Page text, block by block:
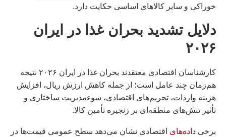
خوراکی و سایر کالاهای اساسی حکایت دارد.
دلایل تشدید بحران غذا در ایران
۲۰۲۶
کارشناسان اقتصادی معتقدند بحران غذا در ایران ۲۰۲۶ نتیجه
هم‌زمان چند عامل است؛ از جمله کاهش ارزش ریال، افزایش
هزینه واردات، تحریم‌های اقتصادی، سوءمدیریت ساختاری و
تأثیر تنش‌های منطقه‌ای بر زنجیره تأمین کالا.
برخی داده‌های اقتصادی نشان می‌دهد سطح عمومی قیمت‌ها در